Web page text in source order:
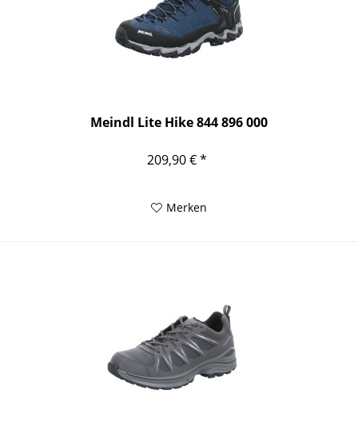
Meindl Lite Hike 844 896 000
209,90 € *
Merken